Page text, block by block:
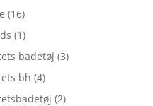
(16)
(1)
badetøj (3)
bh (4)
(2)